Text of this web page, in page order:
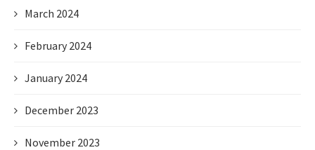
March 2024
February 2024
January 2024
December 2023
November 2023